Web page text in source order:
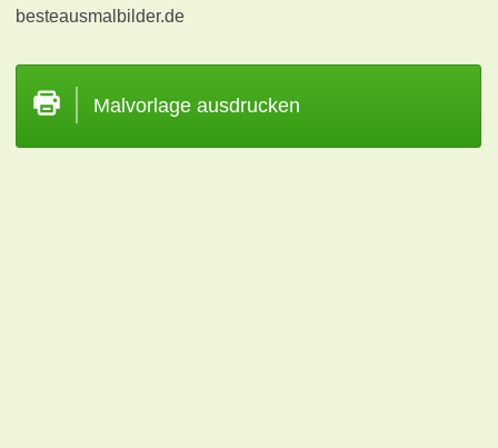
besteausmalbilder.de
Malvorlage ausdrucken